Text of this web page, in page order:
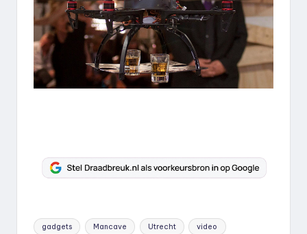
Tags:
gadgets Mancave Utrecht video